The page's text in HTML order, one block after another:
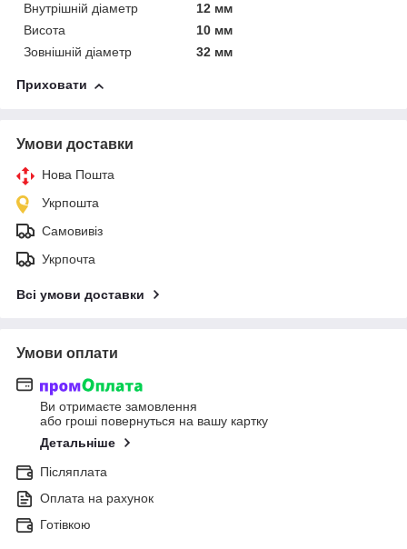
Внутрішній діаметр
12 мм
Висота
10 мм
Зовнішній діаметр
32 мм
Приховати
Умови доставки
Нова Пошта
Укрпошта
Самовивіз
Укрпочта
Всі умови доставки
Умови оплати
Ви отримаєте замовлення
або гроші повернуться на вашу картку
Детальніше
Післяплата
Оплата на рахунок
Готівкою